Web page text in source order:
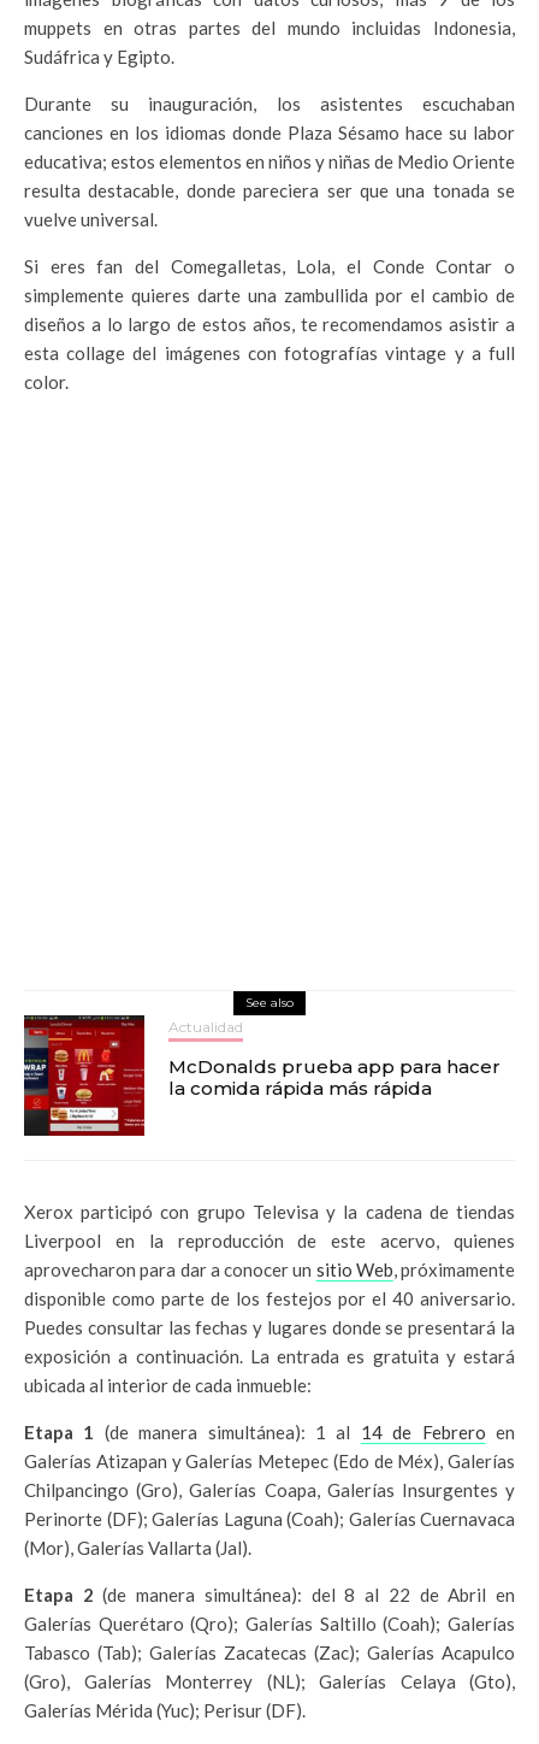
muppets en otras partes del mundo incluidas Indonesia,
Sudáfrica y Egipto.
Durante su inauguración, los asistentes escuchaban
canciones en los idiomas donde Plaza Sésamo hace su labor
educativa; estos elementos en niños y niñas de Medio Oriente
resulta destacable, donde pareciera ser que una tonada se
vuelve universal.
Si eres fan del Comegalletas, Lola, el Conde Contar o
simplemente quieres darte una zambullida por el cambio de
diseños a lo largo de estos años, te recomendamos asistir a
esta collage del imágenes con fotografías vintage y a full
color.
See also
Actualidad
McDonalds prueba app para hacer
la comida rápida más rápida
Xerox participó con grupo Televisa y la cadena de tiendas
Liverpool en la reproducción de este acervo, quienes
aprovecharon para dar a conocer un sitio Web, próximamente
disponible como parte de los festejos por el 40 aniversario.
Puedes consultar las fechas y lugares donde se presentará la
exposición a continuación. La entrada es gratuita y estará
ubicada al interior de cada inmueble:
Etapa 1 (de manera simultánea): 1 al 14 de Febrero en
Galerías Atizapan y Galerías Metepec (Edo de Méx), Galerías
Chilpancingo (Gro), Galerías Coapa, Galerías Insurgentes y
Perinorte (DF); Galerías Laguna (Coah); Galerías Cuernavaca
(Mor), Galerías Vallarta (Jal).
Etapa 2 (de manera simultánea): del 8 al 22 de Abril en
Galerías Querétaro (Qro); Galerías Saltillo (Coah); Galerías
Tabasco (Tab); Galerías Zacatecas (Zac); Galerías Acapulco
(Gro), Galerías Monterrey (NL); Galerías Celaya (Gto),
Galerías Mérida (Yuc); Perisur (DF).